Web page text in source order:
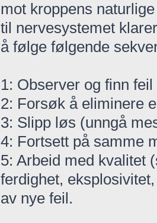
mot kroppens
til nervesystemet
å følge følgende
1: Observer og finn feil
2: Forsøk å eliminere
3: Slipp løs (unngå
4: Fortsett på samme
5: Arbeid med kvalitet
ferdighet,
av nye feil.